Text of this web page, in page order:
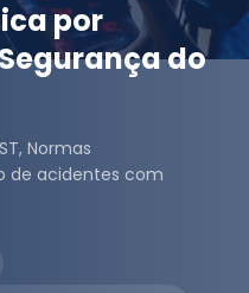
por
do
Normas
de acidentes com